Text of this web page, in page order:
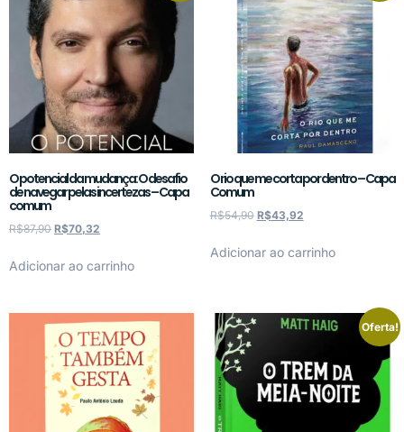
O potencial da mudança: O desafio
de navegar pelas incertezas – Capa
comum
R$87,90 R$70,32
Adicionar ao carrinho
O rio que me corta por dentro – Capa
Comum
R$54,90 R$43,92
Adicionar ao carrinho
Oferta!